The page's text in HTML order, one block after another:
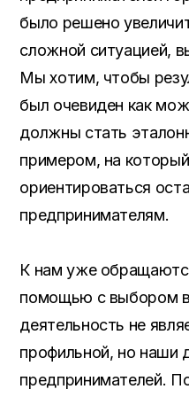
было решено
сложной ситуацией,
Мы хотим, чтобы
был очевиден как
должны стать
примером, на
ориентироваться
предпринимателям.
К нам уже
помощью с выбором
деятельность не
профильной, но наши
предпринимателей.